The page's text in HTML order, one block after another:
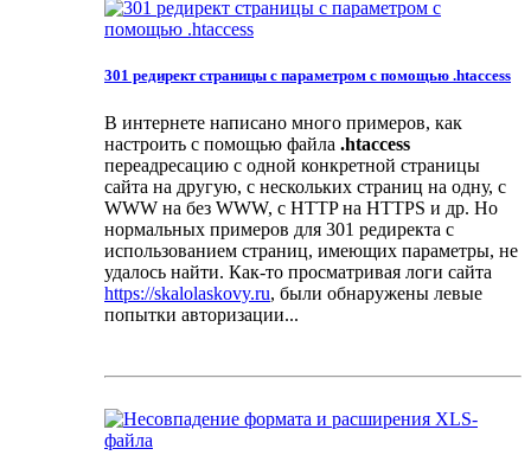
301 редирект страницы с параметром с помощью .htaccess
В интернете написано много примеров, как
настроить с помощью файла .htaccess
переадресацию с одной конкретной страницы
сайта на другую, с нескольких страниц на одну, с
WWW на без WWW, с HTTP на HTTPS и др. Но
нормальных примеров для 301 редиректа с
использованием страниц, имеющих параметры, не
удалось найти. Как-то просматривая логи сайта
https://skalolaskovy.ru, были обнаружены левые
попытки авторизации...